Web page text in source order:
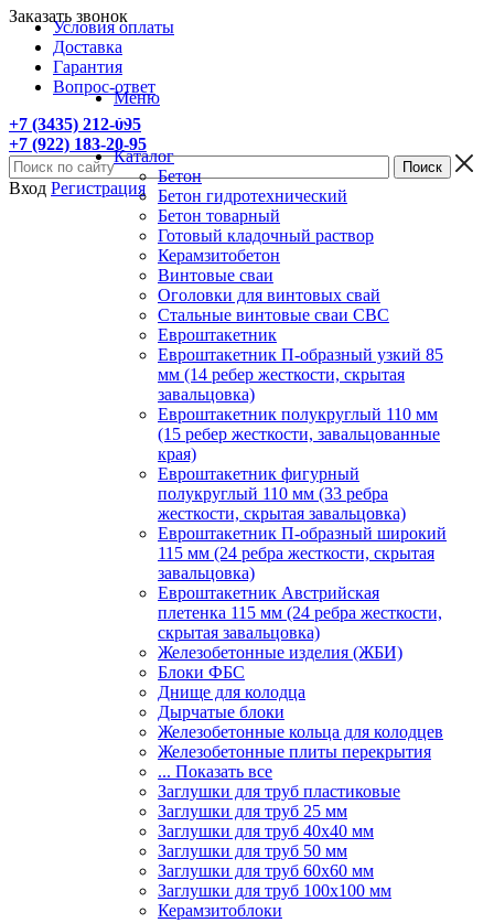
Условия оплаты
Доставка
Гарантия
Вопрос-ответ
+7 (3435) 212-095
+7 (922) 183-20-95
Заказать звонок
Вход Регистрация
Меню
Каталог
Бетон
Бетон гидротехнический
Бетон товарный
Готовый кладочный раствор
Керамзитобетон
Винтовые сваи
Оголовки для винтовых свай
Стальные винтовые сваи СВС
Евроштакетник
Евроштакетник П-образный узкий 85
мм (14 ребер жесткости, скрытая
завальцовка)
Евроштакетник полукруглый 110 мм
(15 ребер жесткости, завальцованные
края)
Евроштакетник фигурный
полукруглый 110 мм (33 ребра
жесткости, скрытая завальцовка)
Евроштакетник П-образный широкий
115 мм (24 ребра жесткости, скрытая
завальцовка)
Евроштакетник Австрийская
плетенка 115 мм (24 ребра жесткости,
скрытая завальцовка)
Железобетонные изделия (ЖБИ)
Блоки ФБС
Днище для колодца
Дырчатые блоки
Железобетонные кольца для колодцев
Железобетонные плиты перекрытия
... Показать все
Заглушки для труб пластиковые
Заглушки для труб 25 мм
Заглушки для труб 40х40 мм
Заглушки для труб 50 мм
Заглушки для труб 60х60 мм
Заглушки для труб 100х100 мм
Керамзитоблоки